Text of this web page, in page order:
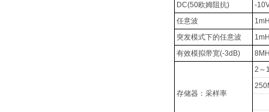
DC(50欧姆阻抗)
-
任意波
突发模式下的任意波
有效模拟带宽(-3dB)
存储器：采样率
2～